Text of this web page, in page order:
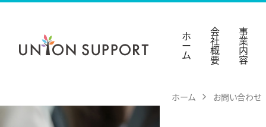
content
会社概要
人材募集職種
ホ
ー
ム
会
社
概
要
事
業
内
容
ホーム お問い合わせ